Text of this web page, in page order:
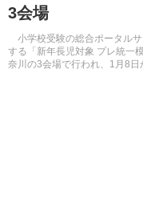
自由研究教材（小学生向け）
3会場
小学校受験の総合ポータル
する「新年長児対象 プレ統一
奈川の3会場で行われ、1月8